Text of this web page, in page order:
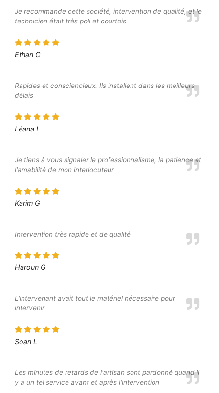
Je recommande cette société, intervention de qualité, et le
technicien était très poli et courtois
Ethan C
Rapides et consciencieux. Ils installent dans les meilleurs
délais
Léana L
Je tiens à vous signaler le professionnalisme, la patience et
l'amabilité de mon interlocuteur
Karim G
Intervention très rapide et de qualité
Haroun G
L'intervenant avait tout le matériel nécessaire pour
intervenir
Soan L
Les minutes de retards de l'artisan sont pardonné quand il
y a un tel service avant et après l'intervention